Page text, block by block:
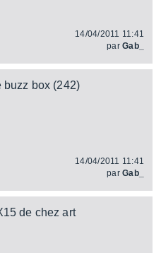
14/04/2011 11:41
parGab_
buzz box (242)
14/04/2011 11:41
parGab_
de chez art